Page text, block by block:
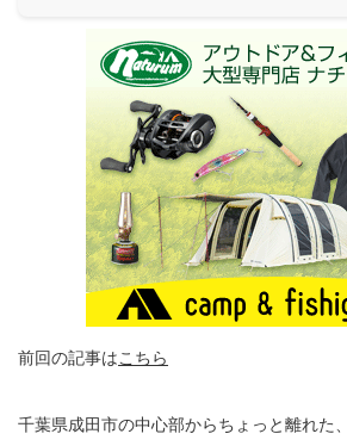
前回の記事はこちら
千葉県成田市の中心部からちょっと離れた